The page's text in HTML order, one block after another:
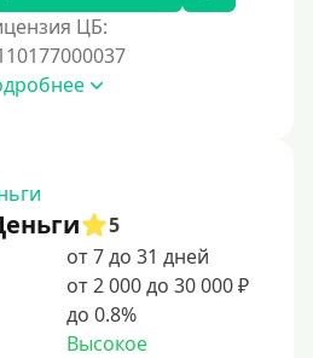
ЦБ:
5
от 7 до 31 дней
от 2 000 до 30 000 ₽
до 0.8%
Высокое